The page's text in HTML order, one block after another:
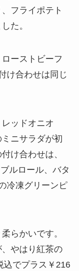
フライポテト
た。
ーストビーフ
け合わせは同じ
ッドオニオ
ニサラダが初
け合わせは、
ルロール、バタ
冷凍グリーンピ
らかいです。
やはり紅茶の
込でプラス￥216